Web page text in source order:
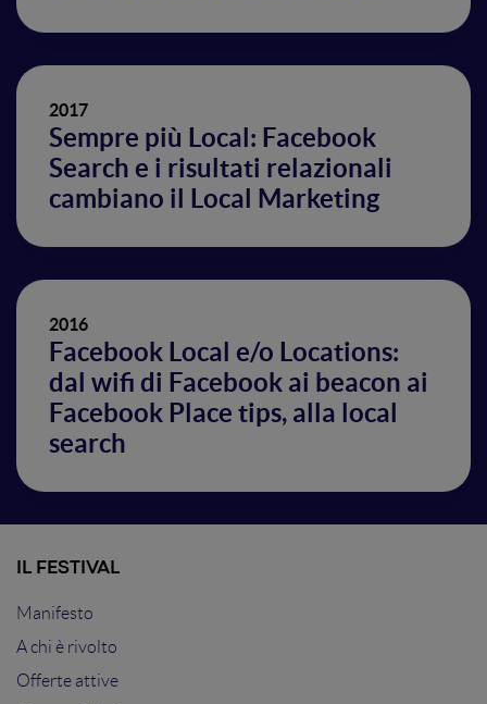
2017
Sempre più Local: Facebook
Search e i risultati relazionali
cambiano il Local Marketing
2016
Facebook Local e/o Locations:
dal wifi di Facebook ai beacon ai
Facebook Place tips, alla local
search
IL FESTIVAL
Manifesto
A chi è rivolto
Offerte attive